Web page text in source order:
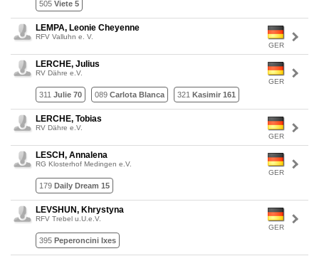
505 Viete 5
GER
LEMPA, Leonie Cheyenne
RFV Valluhn e. V.
GER
LERCHE, Julius
RV Dähre e.V.
311 Julie 70 089 Carlota Blanca 321 Kasimir 161
GER
LERCHE, Tobias
RV Dähre e.V.
GER
LESCH, Annalena
RG Klosterhof Medingen e.V.
179 Daily Dream 15
GER
LEVSHUN, Khrystyna
RFV Trebel u.U.e.V.
395 Peperoncini Ixes